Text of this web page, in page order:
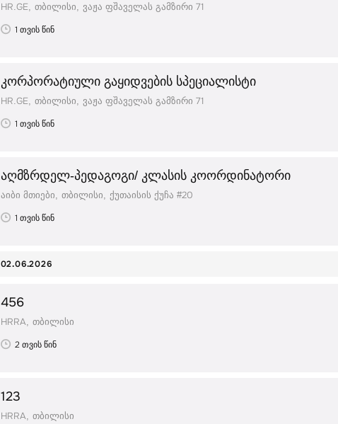
HR.GE თბილისი ვაჟა ფშაველას გამზირი 71
1 თვის წინ
კორპორატიული გაყიდვების სპეციალისტი
HR.GE თბილისი ვაჟა ფშაველას გამზირი 71
1 თვის წინ
აღმზრდელ-პედაგოგი/ კლასის კოორდინატორი
აიბი მთიები თბილისი ქუთაისის ქუჩა #20
1 თვის წინ
02.06.2026
456
HRRA თბილისი
2 თვის წინ
123
HRRA თბილისი